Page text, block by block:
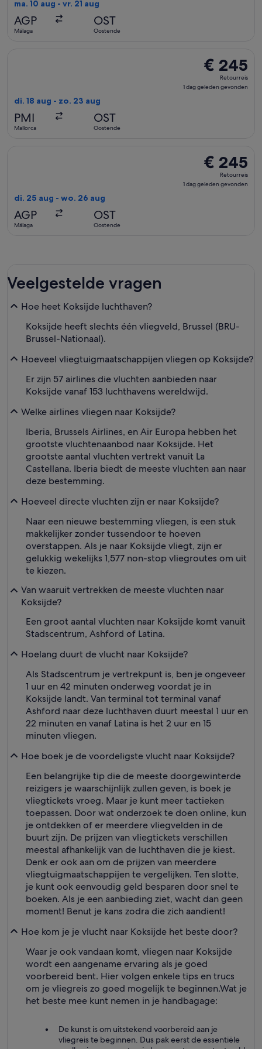
ma. 10 aug - vr. 21 aug
AGP
Málaga
OST
Oostende
€ 245
Retourreis,
1
€ 245
Retourreis
1 dag geleden gevonden
di. 18 aug - zo. 23 aug
PMI
Mallorca
OST
Oostende
€ 245
Retourreis,
1
€ 245
Retourreis
1 dag geleden gevonden
di. 25 aug - wo. 26 aug
AGP
Málaga
OST
Oostende
Veelgestelde vragen
Hoe heet Koksijde luchthaven?
Koksijde heeft slechts één vliegveld, Brussel (BRU-
Brussel-Nationaal).
Hoeveel vliegtuigmaatschappijen vliegen op Koksijde?
Er zijn 57 airlines die vluchten aanbieden naar
Koksijde vanaf 153 luchthavens wereldwijd.
Welke airlines vliegen naar Koksijde?
Iberia, Brussels Airlines, en Air Europa hebben het
grootste vluchtenaanbod naar Koksijde. Het
grootste aantal vluchten vertrekt vanuit La
Castellana. Iberia biedt de meeste vluchten aan naar
deze bestemming.
Hoeveel directe vluchten zijn er naar Koksijde?
Naar een nieuwe bestemming vliegen, is een stuk
makkelijker zonder tussendoor te hoeven
overstappen. Als je naar Koksijde vliegt, zijn er
gelukkig wekelijks 1,577 non-stop vliegroutes om uit
te kiezen.
Van waaruit vertrekken de meeste vluchten naar
Koksijde?
Een groot aantal vluchten naar Koksijde komt vanuit
Stadscentrum, Ashford of Latina.
Hoelang duurt de vlucht naar Koksijde?
Als Stadscentrum je vertrekpunt is, ben je ongeveer
1 uur en 42 minuten onderweg voordat je in
Koksijde landt. Van terminal tot terminal vanaf
Ashford naar deze luchthaven duurt meestal 1 uur en
22 minuten en vanaf Latina is het 2 uur en 15
minuten vliegen.
Hoe boek je de voordeligste vlucht naar Koksijde?
Een belangrijke tip die de meeste doorgewinterde
reizigers je waarschijnlijk zullen geven, is boek je
vliegtickets vroeg. Maar je kunt meer tactieken
toepassen. Door wat onderzoek te doen online, kun
je ontdekken of er meerdere vliegvelden in de
buurt zijn. De prijzen van vliegtickets verschillen
meestal afhankelijk van de luchthaven die je kiest.
Denk er ook aan om de prijzen van meerdere
vliegtuigmaatschappijen te vergelijken. Ten slotte,
je kunt ook eenvoudig geld besparen door snel te
boeken. Als je een aanbieding ziet, wacht dan geen
moment! Benut je kans zodra die zich aandient!
Hoe kom je je vlucht naar Koksijde het beste door?
Waar je ook vandaan komt, vliegen naar Koksijde
wordt een aangename ervaring als je goed
voorbereid bent. Hier volgen enkele tips en trucs
om je vliegreis zo goed mogelijk te beginnen.Wat je
het beste mee kunt nemen in je handbagage:
De kunst is om uitstekend voorbereid aan je
vliegreis te beginnen. Dus pak eerst de essentiële